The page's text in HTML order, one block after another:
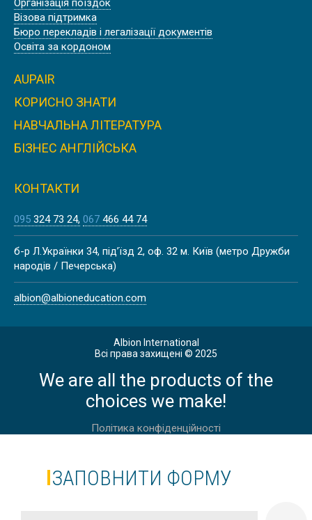
Організація поїздок
Візова підтримка
Бюро перекладів і легалізації документів
Освіта за кордоном
AUPAIR
КОРИСНО ЗНАТИ
НАВЧАЛЬНА ЛІТЕРАТУРА
БІЗНЕС АНГЛІЙСЬКА
КОНТАКТИ
095 324 73 24 067 466 44 74
б-р Л.Українки 34, під’їзд 2, оф. 32 м. Київ (метро Дружби
народів / Печерська)
albion@albioneducation.com
Albion International
Всі права захищені © 2025
We are all the products of the
choices we make!
Політика конфіденційності
ЗАПОВНИТИ ФОРМУ